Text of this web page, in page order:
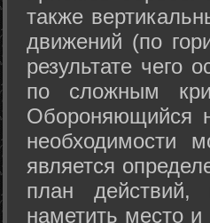
также
движений (по
результате чего
по сложным
Обороняющийся
необходимости
является
план действий,
наметить место